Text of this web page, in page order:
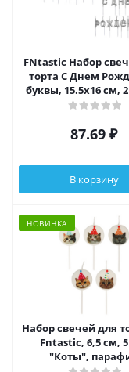
FNtastic Набор
торта С Днем
буквы, 15.5х16 см,
(золото,
87.69 ₽
В корзину
НОВИНКА
Набор свечей для
Fntastic, 6,5 см,
"Коты",